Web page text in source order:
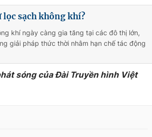
sạch không khí?
khí ngày càng gia tăng tại các đô thị lớn,
giải pháp thức thời nhằm hạn chế tác động
sóng của Đài Truyền hình Việt